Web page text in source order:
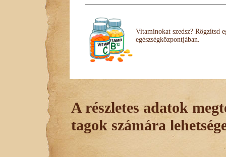
Vitaminokat szedsz? Rögzítsd
egészségközpontjában.
A részletes adatok
tagok számára